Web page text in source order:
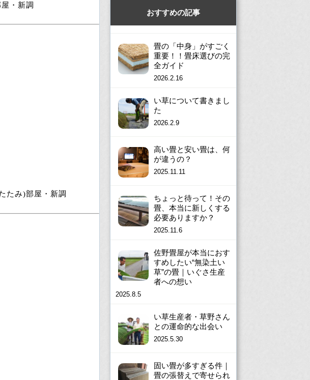
・新調
たみ)部屋・新調
おすすめの記事
畳の「中身」がすごく
重要！！畳床選びの完
全ガイド
2026.2.16
い草について書きまし
た
2026.2.9
高い畳と安い畳は、何
が違うの？
2025.11.11
ちょっと待って！その
畳、本当に新しくする
必要ありますか？
2025.11.6
佐野畳屋が本当におす
すめしたい“無染土い
草”の畳｜いぐさ生産
者への想い
2025.8.5
い草生産者・草野さん
との運命的な出会い
2025.5.30
固い畳が多すぎる件｜
畳の張替えで寄せられ